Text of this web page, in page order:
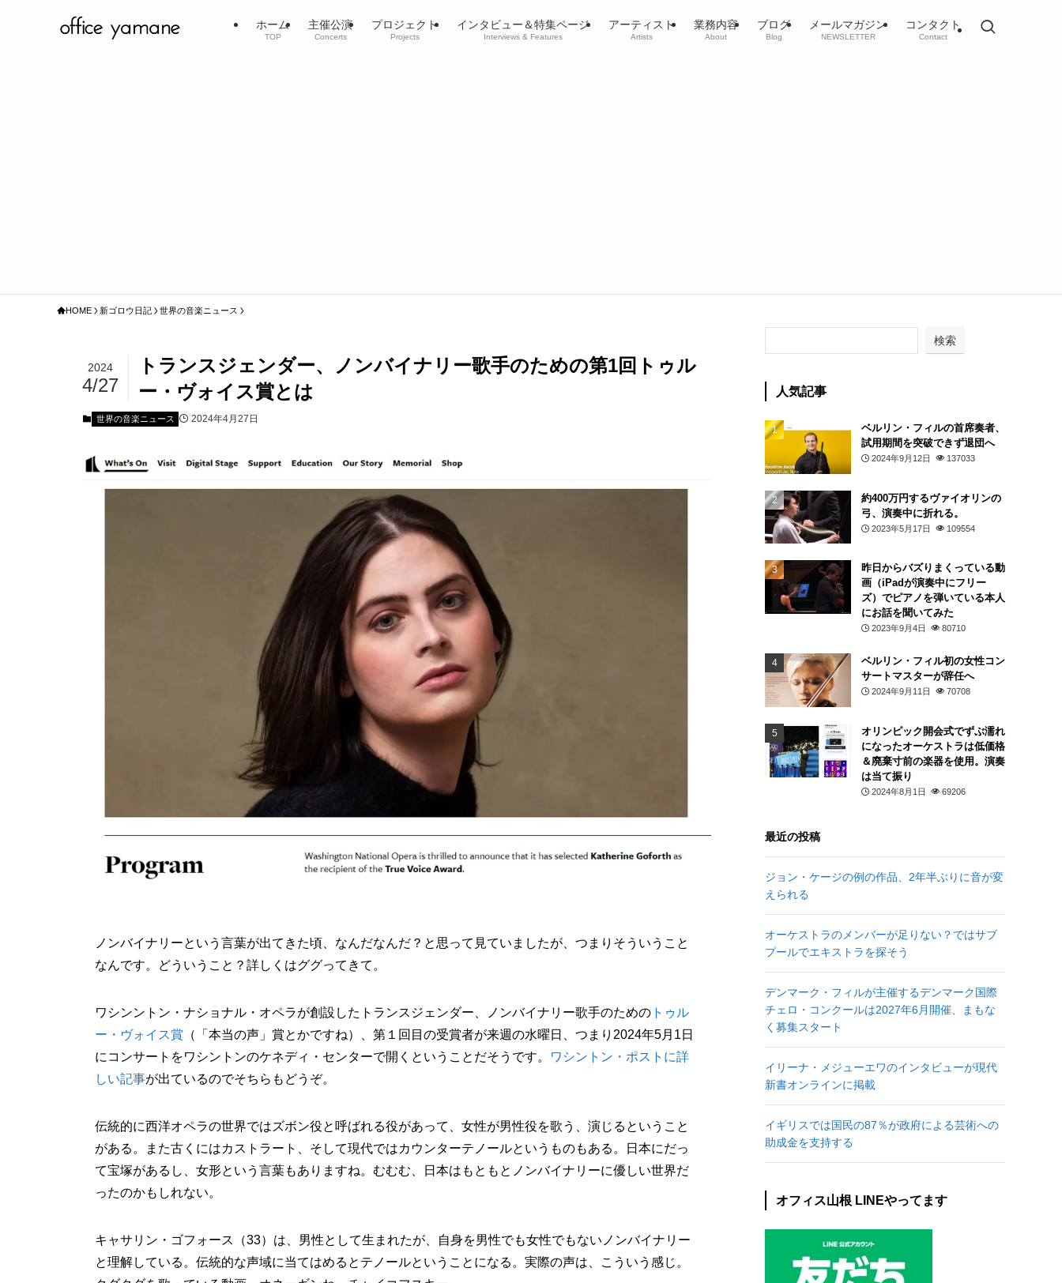
ホーム
TOP
主催公演
Concerts
プロジェクト
Projects
インタビュー＆特集ページ
Interviews & Features
アーティスト
Artists
業務内容
About
ブログ
Blog
メールマガジン
NEWSLETTER
コンタクト
Contact
HOME 新ゴロウ日記 世界の音楽ニュース
トランスジェンダー、ノンバイナリー歌手のための第1回トゥル
ー・ヴォイス賞とは
2024
4/27
世界の音楽ニュース 2024年4月27日
ノンバイナリーという言葉が出てきた頃、なんだなんだ？と思って見ていましたが、つまりそういうこと
なんです。どういうこと？詳しくはググってきて。
ワシンントン・ナショナル・オペラが創設したトランスジェンダー、ノンバイナリー歌手のための トゥル
ー・ヴォイス賞 （「本当の声」賞とかですね）、第１回目の受賞者が来週の水曜日、つまり2024年5月1日
にコンサートをワシントンのケネディ・センターで開くということだそうです。
ワシントン・ポストに詳
しい記事が出ているのでそちらもどうぞ。
伝統的に西洋オペラの世界ではズボン役と呼ばれる役があって、女性が男性役を歌う、演じるということ
がある。また古くにはカストラート、そして現代ではカウンターテノールというものもある。日本にだっ
て宝塚があるし、女形という言葉もありますね。むむむ、日本はもともとノンバイナリーに優しい世界だ
ったのかもしれない。
キャサリン・ゴフォース（33）は、男性として生まれたが、自身を男性でも女性でもないノンバイナリー
と理解している。伝統的な声域に当てはめるとテノールということになる。実際の声は、こういう感じ。
検索
人気記事
ベルリン・フィルの首席奏者、
試用期間を突破できず退団へ
2024年9月12日 137033
約400万円するヴァイオリンの
弓、演奏中に折れる。
2023年5月17日 109554
昨日からバズりまくっている動
画（iPadが演奏中にフリー
ズ）でピアノを弾いている本人
にお話を聞いてみた
2023年9月4日 80710
ベルリン・フィル初の女性コン
サートマスターが辞任へ
2024年9月11日 70708
オリンピック開会式でずぶ濡れ
になったオーケストラは低価格
＆廃棄寸前の楽器を使用。演奏
は当て振り
2024年8月1日 69206
最近の投稿
ジョン・ケージの例の作品、2年半ぶりに音が変
えられる
オーケストラのメンバーが足りない？ではサブ
プールでエキストラを探そう
デンマーク・フィルが主催するデンマーク国際
チェロ・コンクールは2027年6月開催、まもな
く募集スタート
イリーナ・メジューエワのインタビューが現代
新書オンラインに掲載
イギリスでは国民の87％が政府による芸術への
助成金を支持する
オフィス山根 LINEやってます